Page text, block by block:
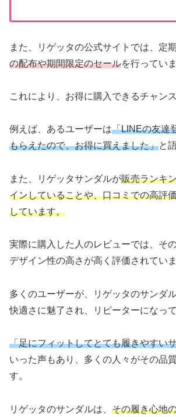
また、リゲッタの公式サイトでは、定
の配布や期間限定のセールを行っていま
これにより、お得に購入できるチャン
例えば、あるユーザーは「LINEの友達
もらえたので、お得に買えました」と
また、リゲッタサンダルが販売ランキ
インしていることや、口コミでの高評
しています。
実際に購入した人のレビューでは、そ
デザイン性の高さが高く評価されていま
多くのユーザーが、リゲッタのサンダ
快適さに魅了され、リピーターになって
「足にフィットしてとても履きやすい
いった声もあり、多くの人々がその品
す。
リゲッタのサンダルは、 その履き心地